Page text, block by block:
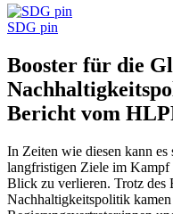
SDG pin
Booster für die
Bericht vom
In Zeiten wie diesen kann
langfristigen Ziele im Kampf
Blick zu verlieren. Trotz des
Nachhaltigkeitspolitik